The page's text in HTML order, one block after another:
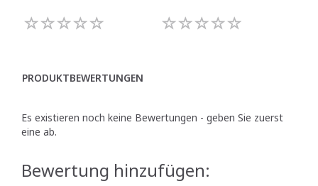
PRODUKTBEWERTUNGEN
Es existieren noch keine Bewertungen - geben Sie zuerst
eine ab.
Bewertung hinzufügen: